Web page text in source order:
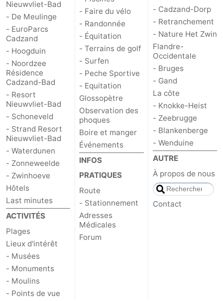
Nieuwvliet-Bad
- De Meulinge
- EuroParcs
Cadzand
- Hoogduin
- Noordzee
Résidence
Cadzand-Bad
- Resort
Nieuwvliet-Bad
- Schoneveld
- Strand Resort
Nieuwvliet-Bad
- Waterdunen
- Zonneweelde
- Zwinhoeve
Hôtels
Last minutes
ACTIVITÉS
Plages
Lieux d'intérêt
- Musées
- Monuments
- Moulins
- Points de vue
- Faire du vélo
- Randonnée
- Équitation
- Terrains de golf
- Surfen
- Peche Sportive
- Equitation
Glossopètre
Observation des
phoques
Boire et manger
Événements
INFOS
PRATIQUES
Route
- Stationnement
Adresses
Médicales
Forum
- Cadzand-Dorp
- Retranchement
- Nature Het Zwin
Flandre-
Occidentale
- Bruges
- Gand
La côte
- Knokke-Heist
- Zeebrugge
- Blankenberge
- Wenduine
AUTRE
À propos de nous
Contact